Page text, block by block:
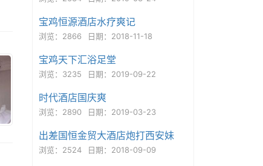
宝鸡恒源酒店水疗爽记
浏览：2866 日期：2018-11-18
宝鸡天下汇浴足堂
浏览：3235 日期：2019-09-22
时代酒店国庆爽
浏览：2890 日期：2019-03-23
出差国恒金贸大酒店炮打西安妹
浏览：2524 日期：2018-09-09